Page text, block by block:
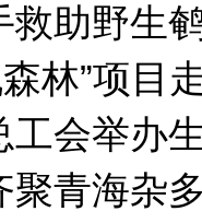
救助野生
林”项目
工会举办
聚青海杂